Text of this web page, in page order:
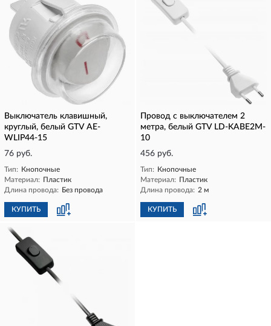
Выключатель клавишный,
круглый, белый GTV AE-
WLIP44-15
76 руб.
Тип: Кнопочные
Материал: Пластик
Длина провода: Без провода
КУПИТЬ
Провод с выключателем 2
метра, белый GTV LD-KABE2M-
10
456 руб.
Тип: Кнопочные
Материал: Пластик
Длина провода: 2 м
КУПИТЬ